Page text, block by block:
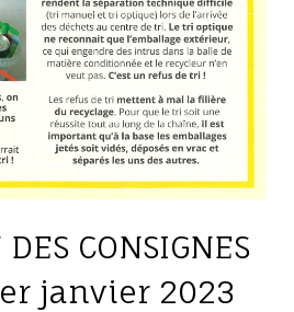
CONSIGNES
janvier 2023